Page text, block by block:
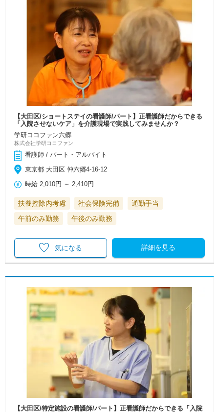
【大田区/ショートステイの看護師/パート】正看護師だからできる
「入院させないケア」を介護現場で実践してみませんか？
学研ココファン六郷
株式会社学研ココファン
看護師 / パート・アルバイト
東京都 大田区 仲六郷4-16-12
時給 2,010円 ～2,410円
扶養控除内考慮 社会保険完備
通勤手当
午前のみ勤務
午後のみ勤務
詳細を見る
気になる
【大田区/特定施設の看護師/パート】正看護師だからできる「入院